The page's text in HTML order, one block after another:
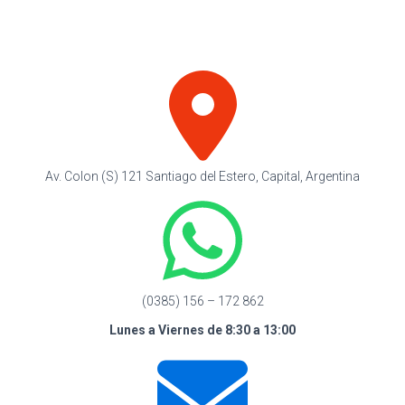
Av. Colon (S) 121 Santiago del Estero, Capital, Argentina
(0385) 156 – 172 862
Lunes a Viernes de 8:30 a 13:00